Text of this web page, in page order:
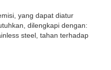
yang dapat diatur
dilengkapi dengan:
steel, tahan terhadap